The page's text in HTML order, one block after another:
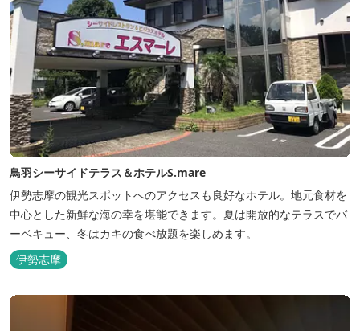
鳥羽シーサイドテラス＆ホテルS.mare
伊勢志摩の観光スポットへのアクセスも良好なホテル。地元食材を
中心とした新鮮な海の幸を堪能できます。夏は開放的なテラスでバ
ーベキュー、冬はカキの食べ放題を楽しめます。
伊勢志摩